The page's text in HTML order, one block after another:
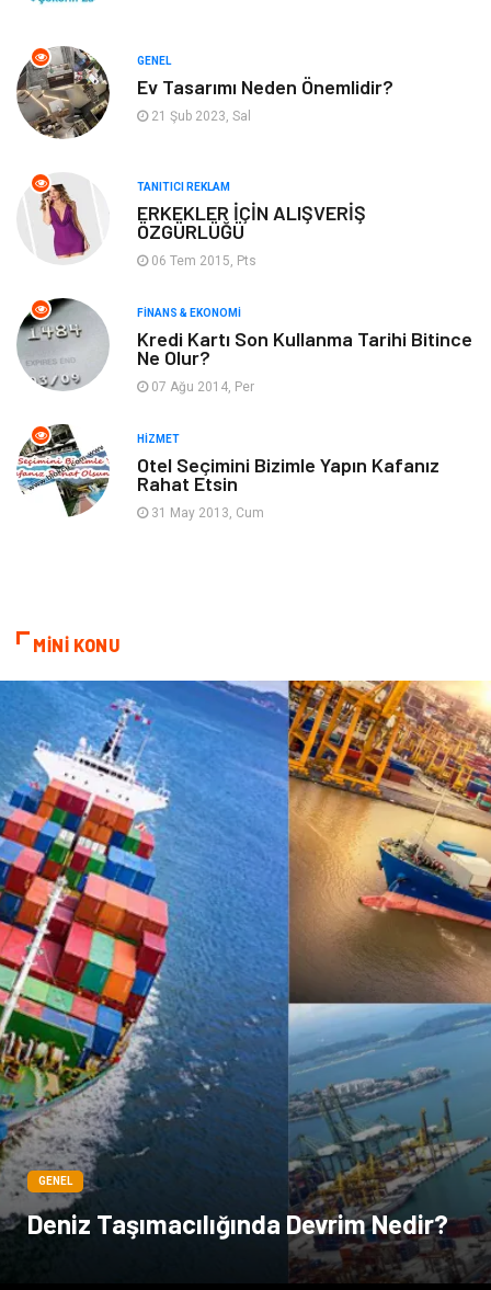
Gayrimenkul
Anne & Çocuk Müzik
Tatil Genel Kültür
Emlak
Ev İşleri
Gençlik & Eğlence
Sigorta
Mobilya
GENEL
Ev Tasarımı Neden Önemlidir?
21 Şub 2023, Sal
TANITICI REKLAM
ERKEKLER İÇİN ALIŞVERİŞ
ÖZGÜRLÜĞÜ
06 Tem 2015, Pts
FINANS & EKONOMI
Kredi Kartı Son Kullanma Tarihi Bitince
Ne Olur?
07 Ağu 2014, Per
HIZMET
Otel Seçimini Bizimle Yapın Kafanız
Rahat Etsin
31 May 2013, Cum
MİNİ KONU
GENEL
Deniz Taşımacılığında Devrim Nedir?